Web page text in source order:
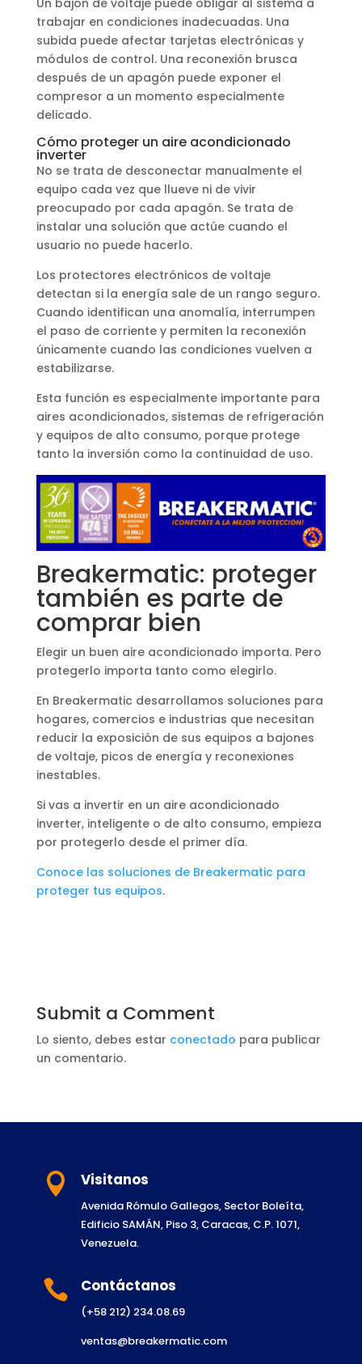
trabajar en condiciones inadecuadas. Una
subida puede afectar tarjetas electrónicas y
módulos de control. Una reconexión brusca
después de un apagón puede exponer el
compresor a un momento especialmente
delicado.
Cómo proteger un aire acondicionado
inverter
No se trata de desconectar manualmente el
equipo cada vez que llueve ni de vivir
preocupado por cada apagón. Se trata de
instalar una solución que actúe cuando el
usuario no puede hacerlo.
Los protectores electrónicos de voltaje
detectan si la energía sale de un rango seguro.
Cuando identifican una anomalía, interrumpen
el paso de corriente y permiten la reconexión
únicamente cuando las condiciones vuelven a
estabilizarse.
Esta función es especialmente importante para
aires acondicionados, sistemas de refrigeración
y equipos de alto consumo, porque protege
tanto la inversión como la continuidad de uso.
Breakermatic: proteger
también es parte de
comprar bien
Elegir un buen aire acondicionado importa. Pero
protegerlo importa tanto como elegirlo.
En Breakermatic desarrollamos soluciones para
hogares, comercios e industrias que necesitan
reducir la exposición de sus equipos a bajones
de voltaje, picos de energía y reconexiones
inestables.
Si vas a invertir en un aire acondicionado
inverter, inteligente o de alto consumo, empieza
por protegerlo desde el primer día.
Conoce las soluciones de Breakermatic para
proteger tus equipos.
Submit a Comment
Lo siento, debes estar conectado para publicar
un comentario.
 Visitanos
Avenida Rómulo Gallegos, Sector Boleíta,
Edificio SAMÁN, Piso 3, Caracas, C.P. 1071,
Venezuela.
 Contáctanos
(+58 212) 234.08.69
ventas@breakermatic.com